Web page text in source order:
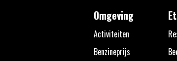
Omgeving
Activiteiten
Benzineprijs